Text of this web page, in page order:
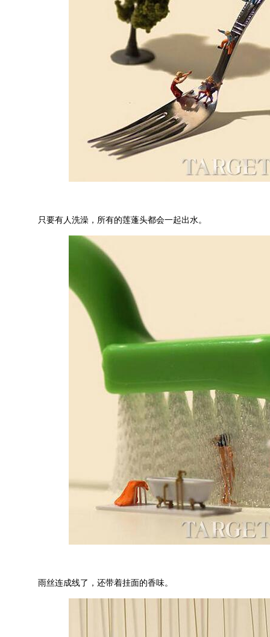
只要有人洗澡，所有的莲蓬头都会一起出水。
雨丝连成线了，还带着挂面的香味。